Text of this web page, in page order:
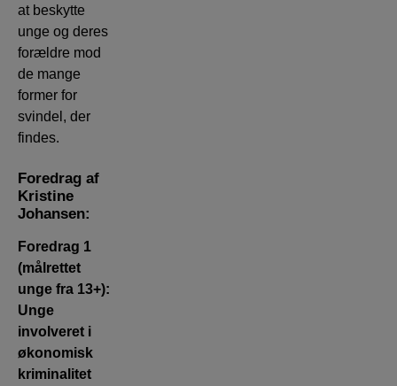
at beskytte
unge og deres
forældre mod
de mange
former for
svindel, der
findes.
Foredrag af
Kristine
Johansen:
Foredrag 1
(målrettet
unge fra 13+):
Unge
involveret i
økonomisk
kriminalitet